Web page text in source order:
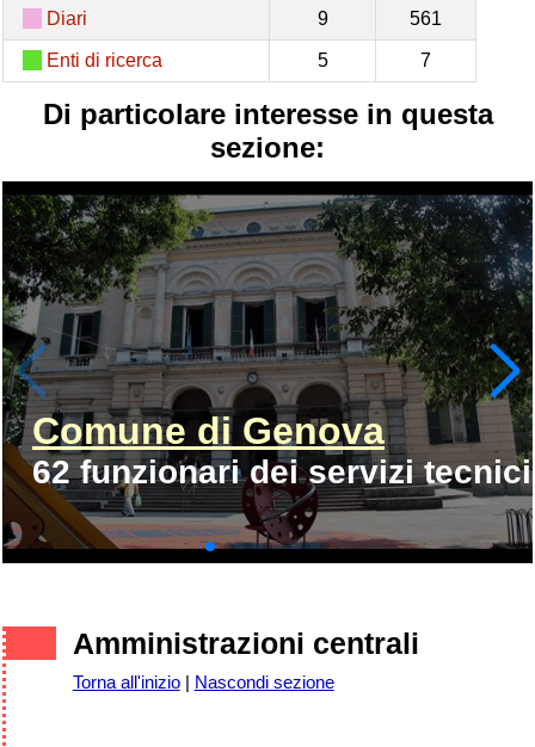
Diari 9 561
Enti di ricerca 5 7
Di particolare interesse in questa
sezione:
Comune di Genova
62 funzionari dei servizi tecnici
Amministrazioni centrali
Torna all'inizio| Nascondi sezione